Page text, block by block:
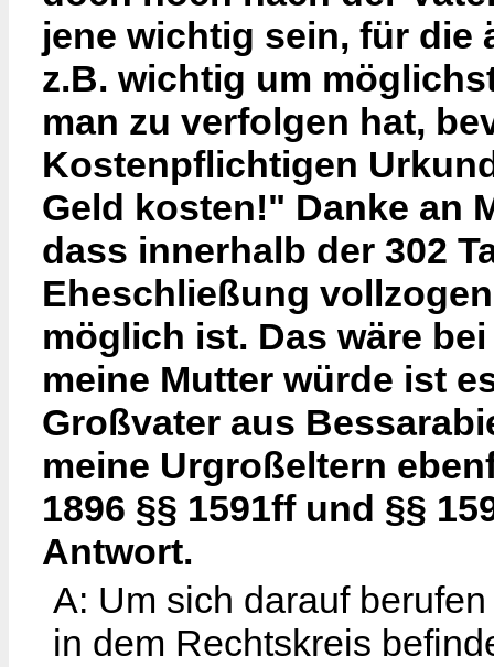
jene wichtig sein, für die
z.B. wichtig um
man zu verfolgen hat,
Kostenpflichtigen
Geld kosten!" Danke an
dass innerhalb der 302
Eheschließung
möglich ist. Das wäre
meine Mutter würde ist
Großvater aus
meine Urgroßeltern
1896 §§ 1591ff und §§
Antwort.
A: Um sich darauf
in dem Rechtskreis